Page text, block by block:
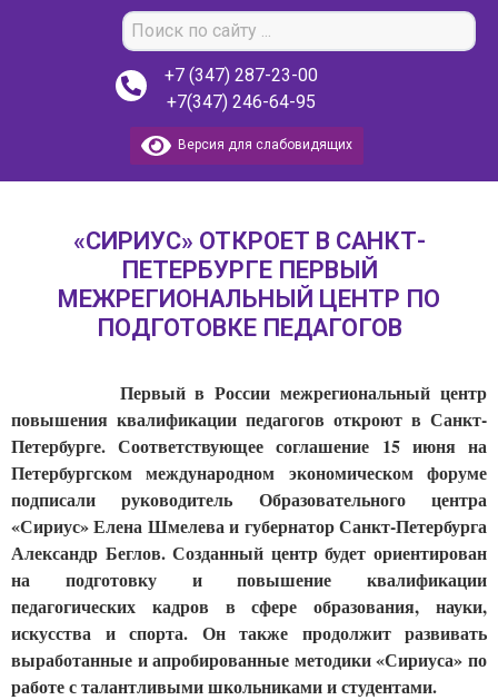
+7 (347) 287-23-00
+7(347) 246-64-95
Версия для слабовидящих
«СИРИУС» ОТКРОЕТ В САНКТ-
ПЕТЕРБУРГЕ ПЕРВЫЙ
МЕЖРЕГИОНАЛЬНЫЙ ЦЕНТР ПО
ПОДГОТОВКЕ ПЕДАГОГОВ
повышения квалификации педагогов откроют в Санкт-
Петербурге. Соответствующее соглашение 15 июня на
Петербургском международном экономическом форуме
подписали руководитель Образовательного центра
«Сириус» Елена Шмелева и губернатор Санкт-Петербурга
Александр Беглов. Созданный центр будет ориентирован
на подготовку и повышение квалификации
педагогических кадров в сфере образования, науки,
искусства и спорта. Он также продолжит развивать
выработанные и апробированные методики «Сириуса» по
работе с талантливыми школьниками и студентами.